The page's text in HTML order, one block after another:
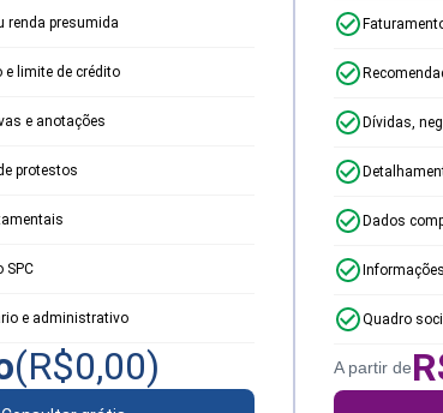
renda presumida
e limite de crédito
e anotações
protestos
SPC
e administrativo
(R$0,00)
Dívidas,
Dados
Quadro
A partir de